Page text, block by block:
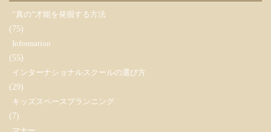
”真の”才能を発掘する方法
(75)
Information
(55)
インターナショナルスクールの選び方
(29)
キッズスペースプランニング
(7)
マナー